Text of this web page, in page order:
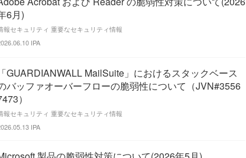
6月)
報セキュリティ 重要なセキュリティ情報
IPA
「GUARDIANWALL MailSuite」におけるスタックベース
バッファオーバーフローの脆弱性について（JVN#3556
）
報セキュリティ 重要なセキュリティ情報
IPA